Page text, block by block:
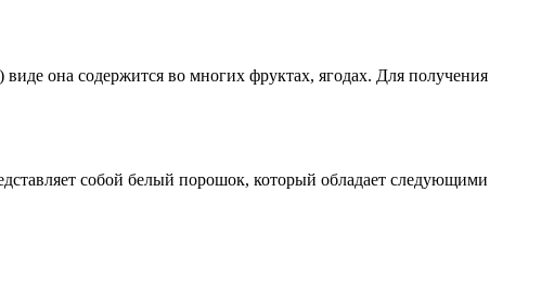
она содержится во многих фруктах, ягодах. Для получения
собой белый порошок, который обладает следующими